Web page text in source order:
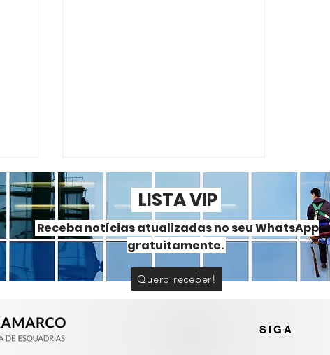
Portas e janelas de alumínio
LISTA VIP
Receba notícias atualizadas no seu WhatsApp
gratuitamente.
Quero receber!
SIGA